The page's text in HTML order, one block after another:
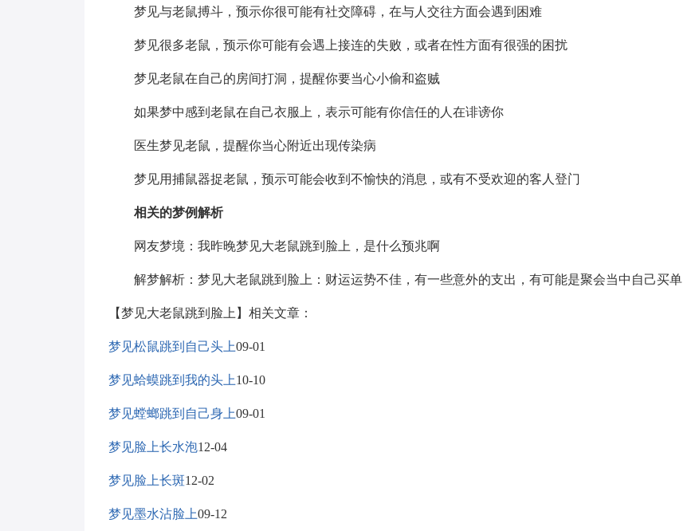
梦见与老鼠搏斗，预示你很可能有社交障碍，在与人交往方面会遇到困难
梦见很多老鼠，预示你可能有会遇上接连的失败，或者在性方面有很强的困扰
梦见老鼠在自己的房间打洞，提醒你要当心小偷和盗贼
如果梦中感到老鼠在自己衣服上，表示可能有你信任的人在诽谤你
医生梦见老鼠，提醒你当心附近出现传染病
梦见用捕鼠器捉老鼠，预示可能会收到不愉快的消息，或有不受欢迎的客人登门
相关的梦例解析
网友梦境：我昨晚梦见大老鼠跳到脸上，是什么预兆啊
解梦解析：梦见大老鼠跳到脸上：财运运势不佳，有一些意外的支出，有可能是聚会当中自己买单
【梦见大老鼠跳到脸上】相关文章：
梦见松鼠跳到自己头上09-01
梦见蛤蟆跳到我的头上10-10
梦见螳螂跳到自己身上09-01
梦见脸上长水泡12-04
梦见脸上长斑12-02
梦见墨水沾脸上09-12